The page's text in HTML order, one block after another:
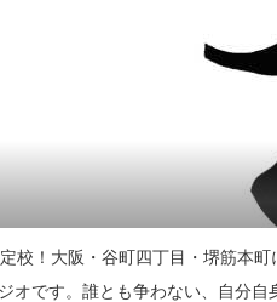
校！大阪・谷町四丁目・堺筋本
オです。誰とも争わない、自分